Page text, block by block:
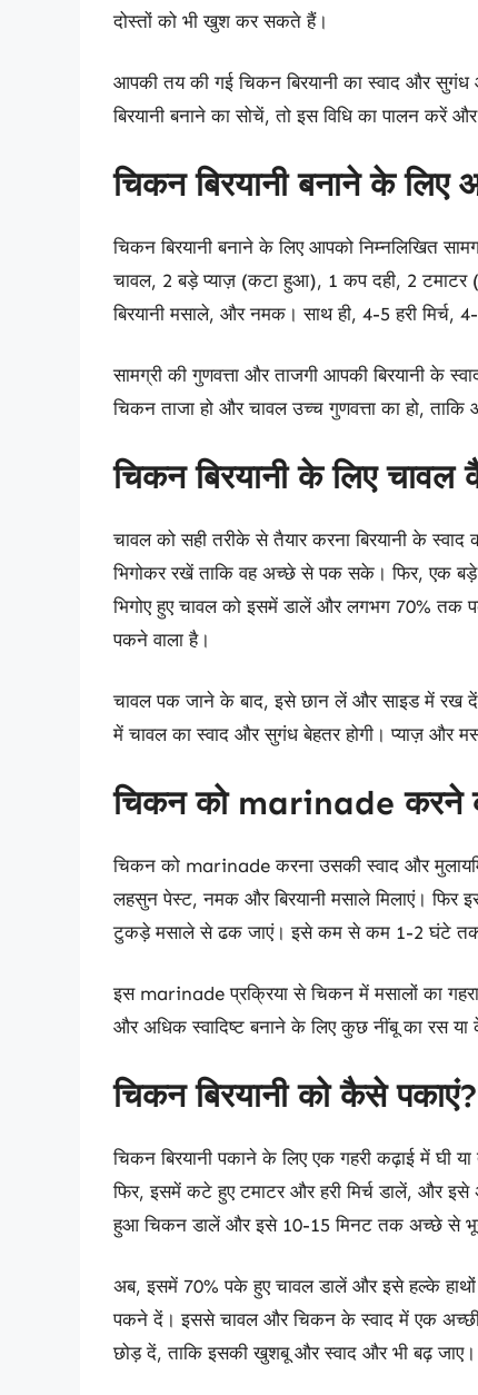
दोस्तों को भी खुश कर सकते हैं।
आपकी तय की गई चिकन बिरयानी का स्वाद और
बिरयानी बनाने का सोचें, तो इस विधि का पालन करें
चिकन बिरयानी बनाने के लिए
चिकन बिरयानी बनाने के लिए आपको निम्नलिखित
चावल, 2 बड़े प्याज़ (कटा हुआ), 1 कप दही, 2
बिरयानी मसाले, और नमक। साथ ही, 4-5 हरी मिर्च,
सामग्री की गुणवत्ता और ताजगी आपकी बिरयानी के
चिकन ताजा हो और चावल उच्च गुणवत्ता का हो,
चिकन बिरयानी के लिए
चावल को सही तरीके से तैयार करना बिरयानी के
भिगोकर रखें ताकि वह अच्छे से पक सके। फिर, एक
भिगोए हुए चावल को इसमें डालें और लगभग 70% तक
पकने वाला है।
चावल पक जाने के बाद, इसे छान लें और साइड में रख
में चावल का स्वाद और सुगंध बेहतर होगी। प्याज़ और
चिकन को marinade करने
चिकन को marinade करना उसकी स्वाद और
लहसुन पेस्ट, नमक और बिरयानी मसाले मिलाएं।
टुकड़े मसाले से ढक जाएं। इसे कम से कम 1-2 घंटे तक,
इस marinade प्रक्रिया से चिकन में मसालों का
और अधिक स्वादिष्ट बनाने के लिए कुछ नींबू का रस
चिकन बिरयानी को कैसे पकाएं?
चिकन बिरयानी पकाने के लिए एक गहरी कढ़ाई में घी
फिर, इसमें कटे हुए टमाटर और हरी मिर्च डालें, और
हुआ चिकन डालें और इसे 10-15 मिनट तक अच्छे से
अब, इसमें 70% पके हुए चावल डालें और इसे हल्के
पकने दें। इससे चावल और चिकन के स्वाद में एक अच्छी
छोड़ दें, ताकि इसकी खुशबू और स्वाद और भी बढ़ जाए।